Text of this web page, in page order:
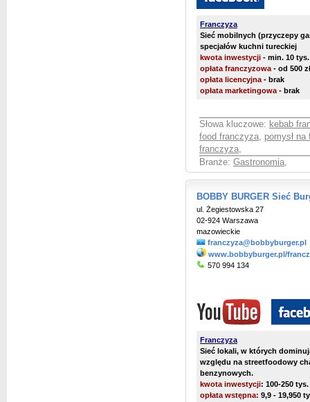
Franczyza
Sieć mobilnych (przyczepy
specjałów kuchni tureckiej
kwota inwestycji - min. 10 tys.
opłata franczyzowa - od 500 zł
opłata licencyjna - brak
opłata marketingowa - brak
Słowa kluczowe: kebab
food franczyza, pomysł
franczyza,
Branże: Gastronomia,
BOBBY BURGER Sieć
ul. Żegiestowska 27
02-924 Warszawa
mazowieckie
franczyza@bobbyburger.pl
www.bobbyburger.pl/
570 994 134
Franczyza
Sieć lokali, w których
względu na streetfoodowy
benzynowych.
kwota inwestycji: 100-250
opłata wstępna: 9,9 - 19,950